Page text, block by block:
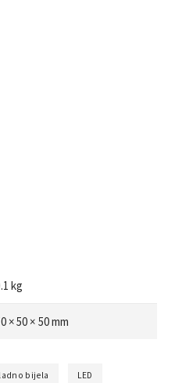
kg
× 50 × 50 mm
bijela LED